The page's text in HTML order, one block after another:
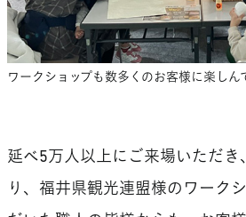
ワークショップも数多くのお客様に楽しん
延べ5万人以上にご来場いただき
り、福井県観光連盟様のワーク